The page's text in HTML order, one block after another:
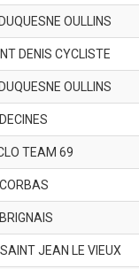
OULLINS
DENIS CYCLISTE
OULLINS
TEAM 69
JEAN LE VIEUX